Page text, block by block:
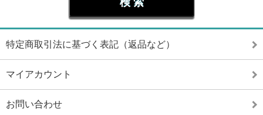
特定商取引法に基づく表記（返品など）
マイアカウント
お問い合わせ